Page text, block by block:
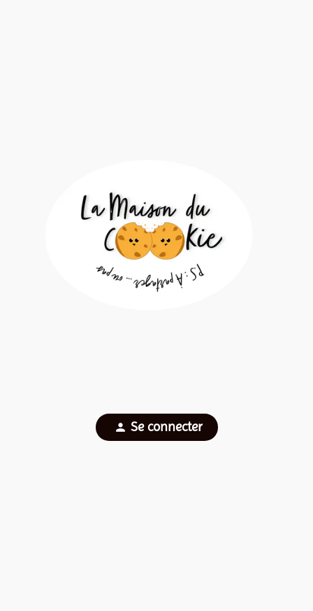
person Se connecter